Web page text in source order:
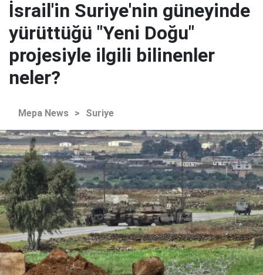
İsrail'in Suriye'nin güneyinde
yürüttüğü "Yeni Doğu"
projesiyle ilgili bilinenler
neler?
Mepa News > Suriye